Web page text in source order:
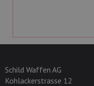
Schild Waffen AG
Kohlackerstrasse 12